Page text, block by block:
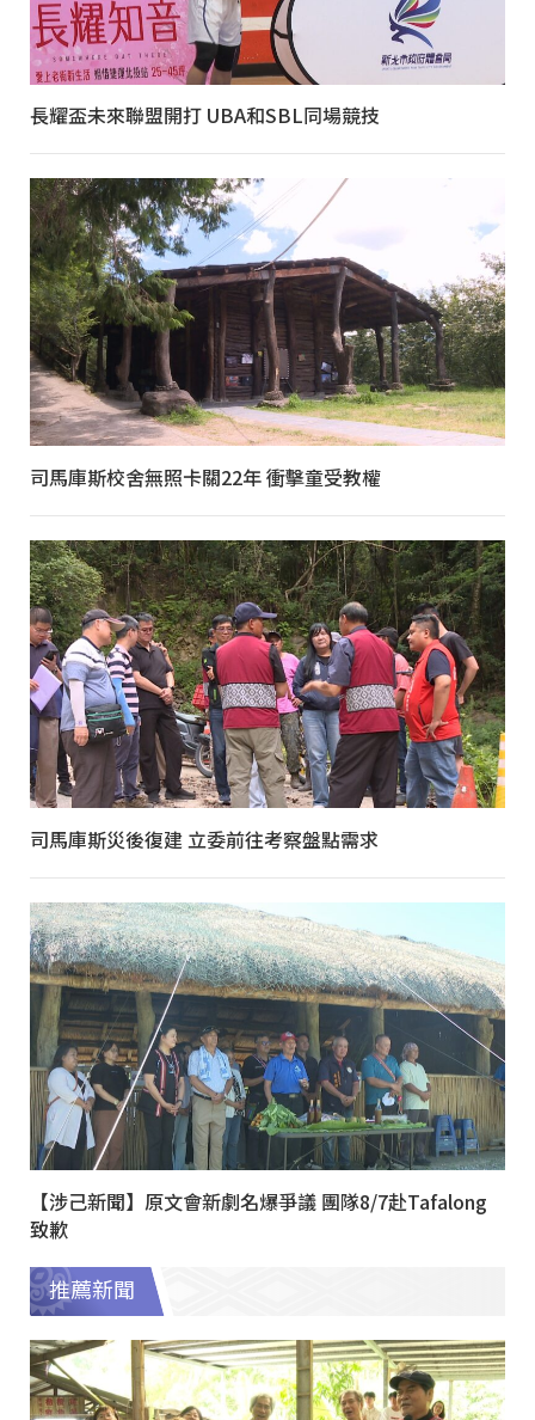
長耀盃未來聯盟開打 UBA和SBL同場競技
司馬庫斯校舍無照卡關22年 衝擊童受教權
司馬庫斯災後復建 立委前往考察盤點需求
【涉己新聞】原文會新劇名爆爭議 團隊8/7赴Tafalong
致歉
推薦新聞